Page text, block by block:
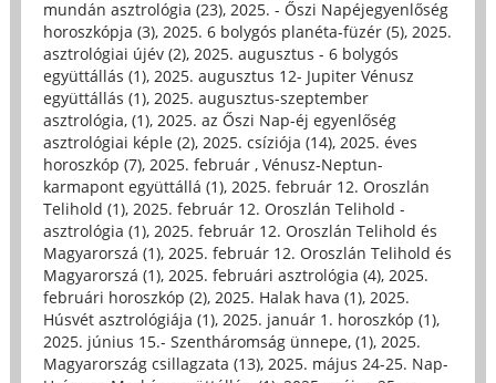
mundán asztrológia (23), 2025. - Őszi Napéjegyenlőség
horoszkópja (3), 2025. 6 bolygós planéta-füzér (5), 2025.
asztrológiai újév (2), 2025. augusztus - 6 bolygós
együttállás (1), 2025. augusztus 12- Jupiter Vénusz
együttállás (1), 2025. augusztus-szeptember
asztrológia, (1), 2025. az Őszi Nap-éj egyenlőség
asztrológiai képle (2), 2025. csíziója (14), 2025. éves
horoszkóp (7), 2025. február , Vénusz-Neptun-
karmapont együttállá (1), 2025. február 12. Oroszlán
Telihold (1), 2025. február 12. Oroszlán Telihold -
asztrológia (1), 2025. február 12. Oroszlán Telihold és
Magyarorszá (1), 2025. február 12. Oroszlán Telihold és
Magyarorszá (1), 2025. februári asztrológia (4), 2025.
februári horoszkóp (2), 2025. Halak hava (1), 2025.
Húsvét asztrológiája (1), 2025. január 1. horoszkóp (1),
2025. június 15.- Szentháromság ünnepe, (1), 2025.
Magyarország csillagzata (13), 2025. május 24-25. Nap-